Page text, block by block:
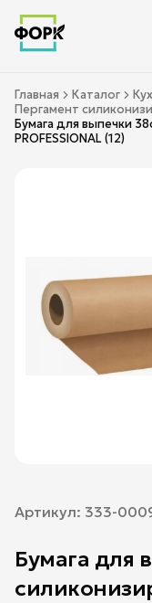
Главная Каталог
Пергамент
Бумага для выпечки
PROFESSIONAL (12)
Артикул: 333-
Бумага для